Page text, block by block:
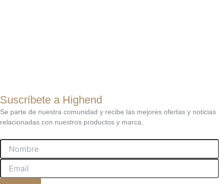
Suscríbete a Highend
Se parte de nuestra comunidad y recibe las mejores ofertas y noticias
relacionadas con nuestros productos y marca.
Nombre
Email